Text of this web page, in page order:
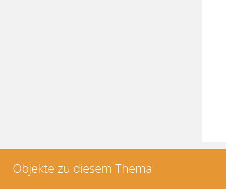
Objekte zu diesem Thema